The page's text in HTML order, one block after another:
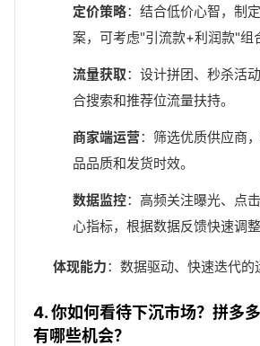
定价策略：结合低价心智，制
案，可考虑"引流款+利润款"组
流量获取：设计拼团、秒杀活
合搜索和推荐位流量扶持。
商家端运营：筛选优质供应商
品品质和发货时效。
数据监控：高频关注曝光、点
心指标，根据数据反馈快速调整
体现能力：数据驱动、快速迭代的
4. 你如何看待下沉市场？拼多
有哪些机会？